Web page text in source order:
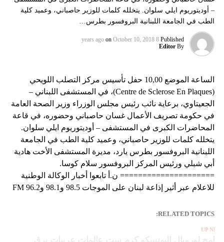
– أوديتوريوم ايلي سلوان. يتخلله كلمات للوزير حاصباني، وعميد كلية
الطب في الجامعة اللبنانية البروفسور بطرس…
Published
8 years ago
on October 10, 2018
By
Editor
الساعة الموضع 10,00 حفل تأسيس مركز التصلب اللويحي
(Centre de Sclerose En Plaques)، في المستشفى اللبناني –
الجعيتاوي، برعاية نائب رئيس مجلس الوزراء وزير الصحة العامة
في حكومة تصريف الأعمال غسان حاصباني وحضوره، في قاعة
المحاضرات الكبرى في المستشفى – أوديتوريوم ايلي سلوان.
يتخلله كلمات للوزير حاصباني، وعميد كلية الطب في الجامعة
اللبنانية البروفسور بطرس يارد، مديرة المستشفى الأخت هادية
أبي شبلي ورئيس المركز البروفسور سلام كوسا.
===================== ن.أ تابعوا أخبار الوكالة الوطنية
للاعلام عبر أثير إذاعة لبنان على الموجات 98.5 و98.1 و96.2 FM
RELATED TOPICS:
UP